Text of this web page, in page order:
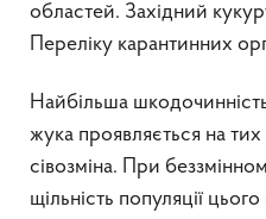
областей. Західний
Переліку карантинних
Найбільша
жука проявляється на
сівозміна. При
щільність популяції